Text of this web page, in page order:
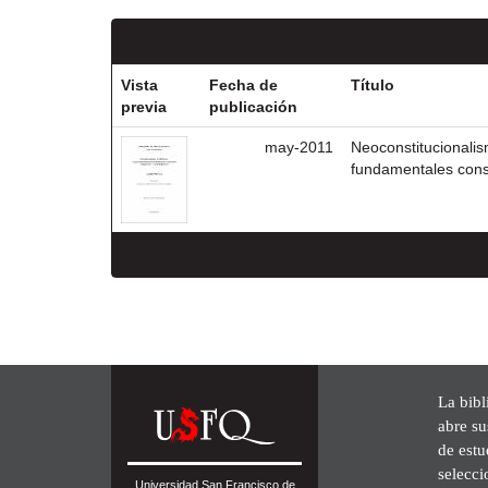
Vista
previa
Fecha de
publicación
Título
may-2011
fundamentales
Universidad San Francisco de
La
abre
de